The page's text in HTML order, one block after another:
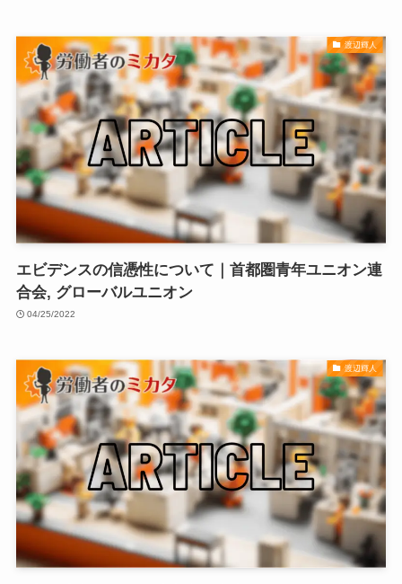
渡辺輝人
エビデンスの信憑性について｜首都圏青年ユニオン連
合会, グローバルユニオン
04/25/2022
渡辺輝人